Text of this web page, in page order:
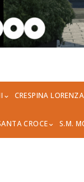
CRESPINA
CROCE S.M.